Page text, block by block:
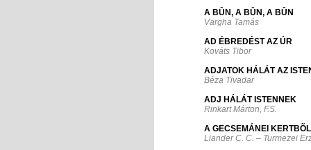
A BÛN, A BÛN, A BÛN
Vargha Tamás
AD ÉBREDÉST AZ ÚR
Kováts Tibor
ADJATOK HÁLÁT AZ
Béza Tivadar
ADJ HÁLÁT ISTENNEK
Rinkart Márton, F.S.
A GECSEMÁNEI KERTBÕL
Liander C. C. – Turmezei